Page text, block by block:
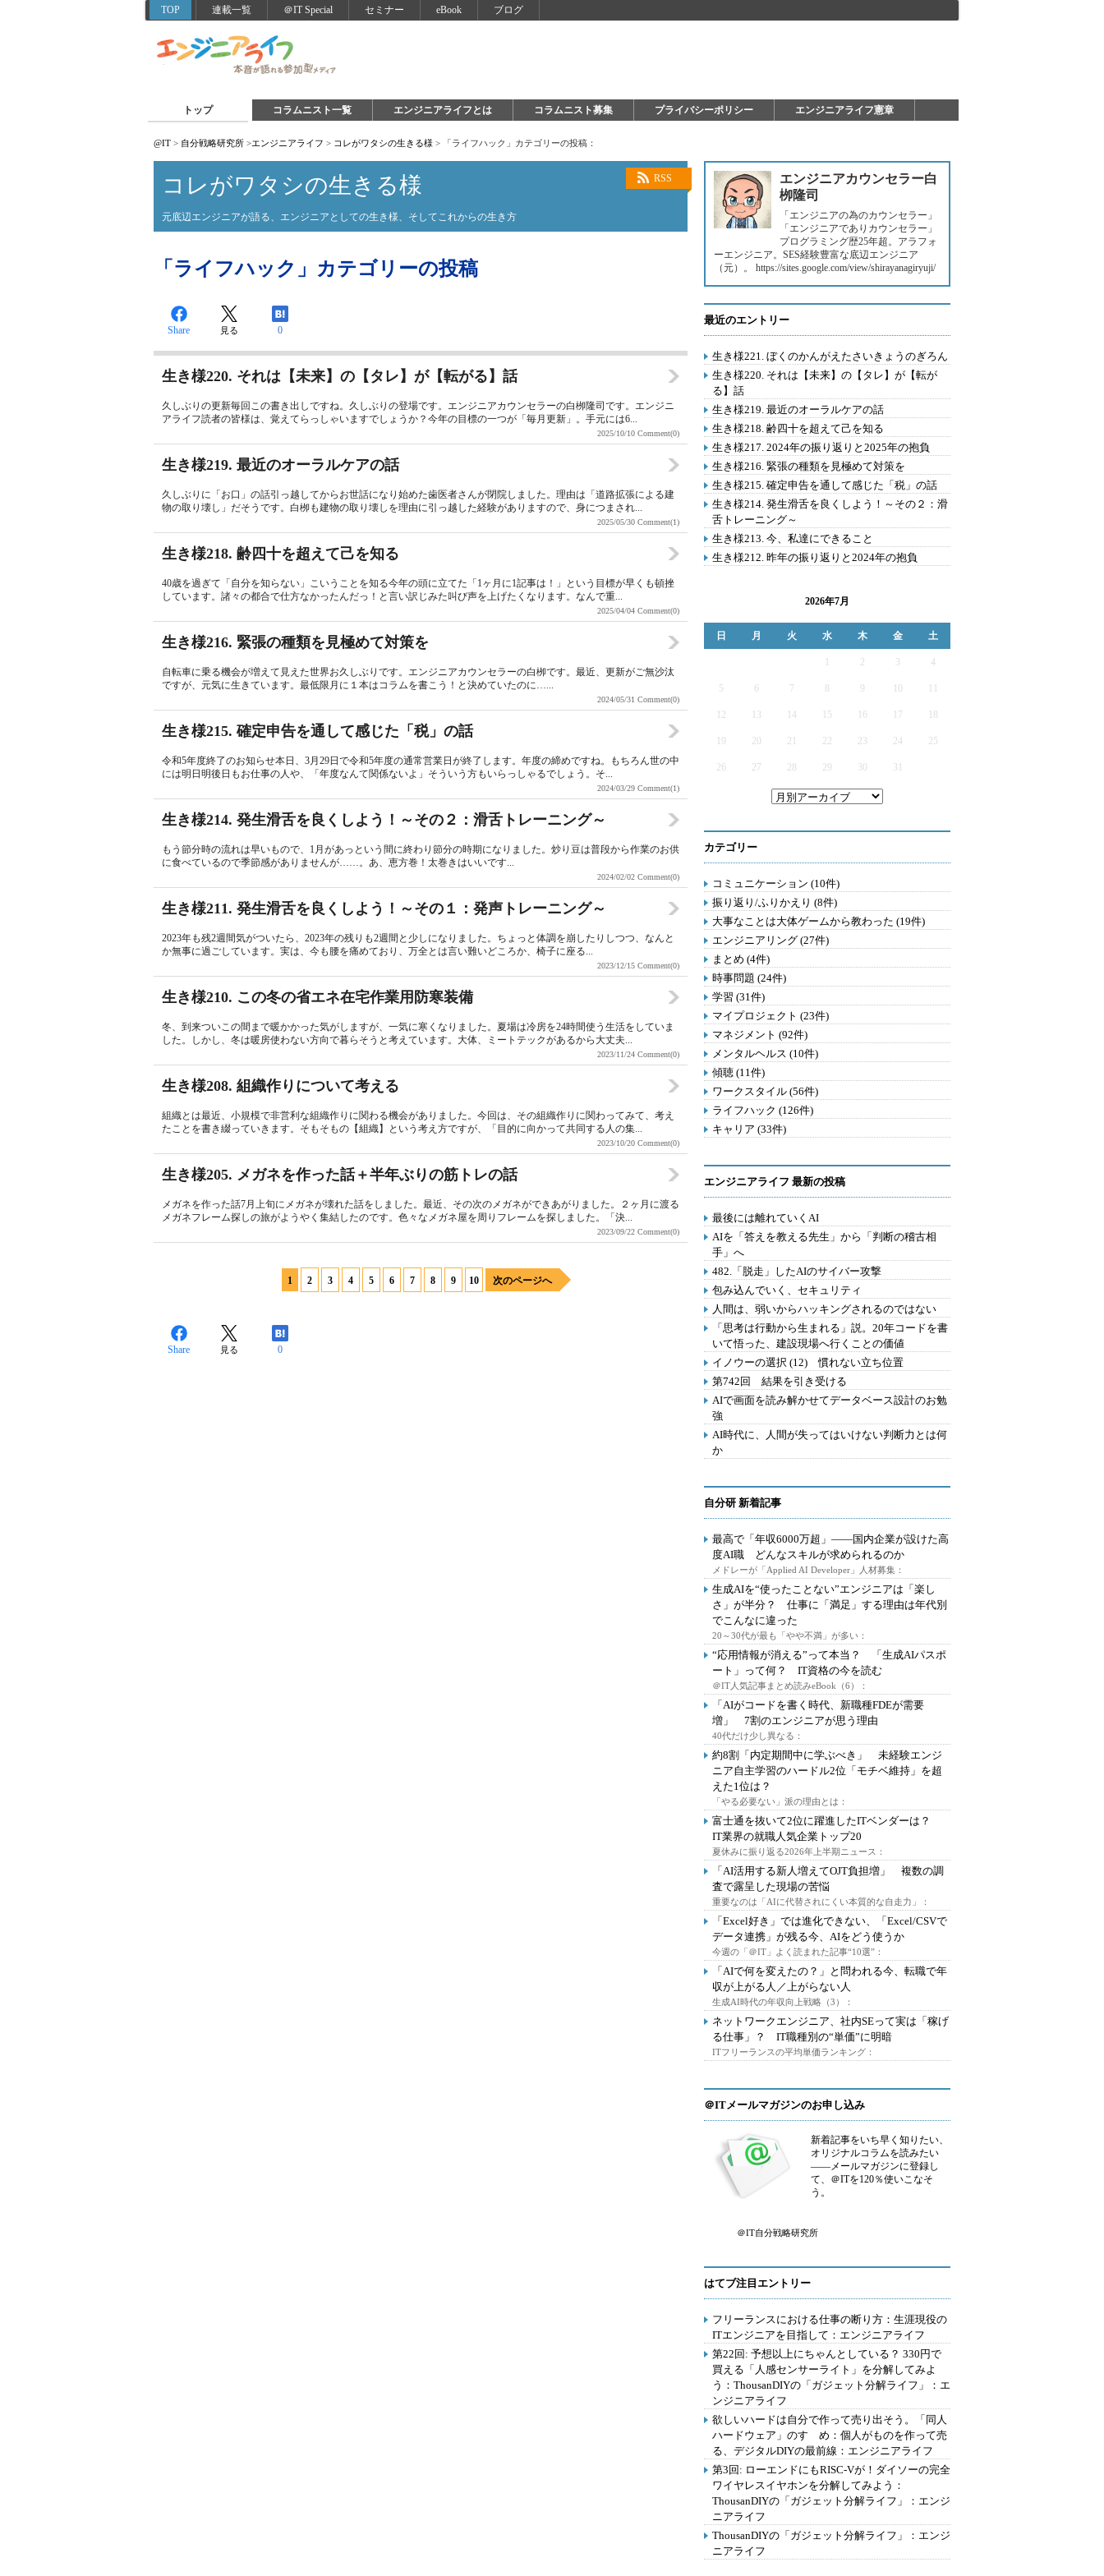
TOP 連載一覧 ＠IT Special セミナー eBook ブログ
トップ コラムニスト一覧 エンジニアライフとは コラムニスト募集 プライバシーポリシー エンジニアライフ憲章
@IT > 自分戦略研究所 >エンジニアライフ > コレがワタシの生きる様 > 「ライフハック」カテゴリーの投稿：
RSS
コレがワタシの生きる様
元底辺エンジニアが語る、エンジニアとしての生き様、そしてこれからの生き方
「ライフハック」カテゴリーの投稿
Share 見る 0
生き様220. それは【未来】の【タレ】が【転がる】話
久しぶりの更新毎回この書き出しですね。久しぶりの登場です。エンジニアカウンセラーの白栁隆司です。エンジニ
アライフ読者の皆様は、覚えてらっしゃいますでしょうか？今年の目標の一つが「毎月更新」。手元には6...
2025/10/10 Comment(0)
生き様219. 最近のオーラルケアの話
久しぶりに「お口」の話引っ越してからお世話になり始めた歯医者さんが閉院しました。理由は「道路拡張による建
物の取り壊し」だそうです。白栁も建物の取り壊しを理由に引っ越した経験がありますので、身につまされ...
2025/05/30 Comment(1)
生き様218. 齢四十を超えて己を知る
40歳を過ぎて「自分を知らない」こいうことを知る今年の頭に立てた「1ヶ月に1記事は！」という目標が早くも頓挫
しています。諸々の都合で仕方なかったんだっ！と言い訳じみた叫び声を上げたくなります。なんで重...
2025/04/04 Comment(0)
生き様216. 緊張の種類を見極めて対策を
自転車に乗る機会が増えて見えた世界お久しぶりです。エンジニアカウンセラーの白栁です。最近、更新がご無沙汰
ですが、元気に生きています。最低限月に１本はコラムを書こう！と決めていたのに…...
2024/05/31 Comment(0)
生き様215. 確定申告を通して感じた「税」の話
令和5年度終了のお知らせ本日、3月29日で令和5年度の通常営業日が終了します。年度の締めですね。もちろん世の中
には明日明後日もお仕事の人や、「年度なんて関係ないよ」そういう方もいらっしゃるでしょう。そ...
2024/03/29 Comment(1)
生き様214. 発生滑舌を良くしよう！～その２：滑舌トレーニング～
もう節分時の流れは早いもので、1月があっという間に終わり節分の時期になりました。炒り豆は普段から作業のお供
に食べているので季節感がありませんが……。あ、恵方巻！太巻きはいいです...
2024/02/02 Comment(0)
生き様211. 発生滑舌を良くしよう！～その１：発声トレーニング～
2023年も残2週間気がついたら、2023年の残りも2週間と少しになりました。ちょっと体調を崩したりしつつ、なんと
か無事に過ごしています。実は、今も腰を痛めており、万全とは言い難いどころか、椅子に座る...
2023/12/15 Comment(0)
生き様210. この冬の省エネ在宅作業用防寒装備
冬、到来ついこの間まで暖かかった気がしますが、一気に寒くなりました。夏場は冷房を24時間使う生活をしていま
した。しかし、冬は暖房使わない方向で暮らそうと考えています。大体、ミートテックがあるから大丈夫...
2023/11/24 Comment(0)
生き様208. 組織作りについて考える
組織とは最近、小規模で非営利な組織作りに関わる機会がありました。今回は、その組織作りに関わってみて、考え
たことを書き綴っていきます。そもそもの【組織】という考え方ですが、「目的に向かって共同する人の集...
2023/10/20 Comment(0)
生き様205. メガネを作った話＋半年ぶりの筋トレの話
メガネを作った話7月上旬にメガネが壊れた話をしました。最近、その次のメガネができあがりました。２ヶ月に渡る
メガネフレーム探しの旅がようやく集結したのです。色々なメガネ屋を周りフレームを探しました。「決...
2023/09/22 Comment(0)
1 2 3 4 5 6 7 8 9 10 次のページへ
Share 見る 0
エンジニアカウンセラー白
栁隆司
「エンジニアの為のカウンセラー」
「エンジニアでありカウンセラー」
プログラミング歴25年超。アラフォ
ーエンジニア。SES経験豊富な底辺エンジニア
（元）。 https://sites.google.com/view/shirayanagiryuji/
最近のエントリー
生き様221. ぼくのかんがえたさいきょうのぎろん
生き様220. それは【未来】の【タレ】が【転が
る】話
生き様219. 最近のオーラルケアの話
生き様218. 齢四十を超えて己を知る
生き様217. 2024年の振り返りと2025年の抱負
生き様216. 緊張の種類を見極めて対策を
生き様215. 確定申告を通して感じた「税」の話
生き様214. 発生滑舌を良くしよう！～その２：滑
舌トレーニング～
生き様213. 今、私達にできること
生き様212. 昨年の振り返りと2024年の抱負
2026年7月
日 月 火 水 木 金 土
2 3 4
5 6 7 9
12 13 14 15 16 17
19 20 21 22 23 24 25
26 27 28 29 30 31
カテゴリー
コミュニケーション (10件)
振り返り/ふりかえり (8件)
大事なことは大体ゲームから教わった (19件)
エンジニアリング (27件)
まとめ (4件)
時事問題 (24件)
学習 (31件)
マイプロジェクト (23件)
マネジメント (92件)
メンタルヘルス (10件)
傾聴 (11件)
ワークスタイル (56件)
ライフハック (126件)
キャリア (33件)
エンジニアライフ 最新の投稿
最後には離れていくAI
AIを「答えを教える先生」から「判断の稽古相
手」へ
482.「脱走」したAIのサイバー攻撃
包み込んでいく、セキュリティ
人間は、弱いからハッキングされるのではない
「思考は行動から生まれる」説。20年コードを書
いて悟った、建設現場へ行くことの価値
イノウーの選択 (12) 慣れない立ち位置
第742回 結果を引き受ける
AIで画面を読み解かせてデータベース設計のお勉
強
AI時代に、人間が失ってはいけない判断力とは何
か
自分研 新着記事
最高で「年収6000万超」――国内企業が設けた高
度AI職 どんなスキルが求められるのか
メドレーが「Applied AI Developer」人材募集：
生成AIを“使ったことない”エンジニアは「楽し
さ」が半分？ 仕事に「満足」する理由は年代別
でこんなに違った
20～30代が最も「やや不満」が多い：
“応用情報が消える”って本当？ 「生成AIパスポ
ート」って何？ IT資格の今を読む
＠IT人気記事まとめ読みeBook（6）：
「AIがコードを書く時代、新職種FDEが需要
増」 7割のエンジニアが思う理由
40代だけ少し異なる：
約8割「内定期間中に学ぶべき」 未経験エンジ
ニア自主学習のハードル2位「モチベ維持」を超
えた1位は？
「やる必要ない」派の理由とは：
富士通を抜いて2位に躍進したITベンダーは？
IT業界の就職人気企業トップ20
夏休みに振り返る2026年上半期ニュース：
「AI活用する新人増えてOJT負担増」 複数の調
査で露呈した現場の苦悩
重要なのは「AIに代替されにくい本質的な自走力」：
「Excel好き」では進化できない、「Excel/CSVで
データ連携」が残る今、AIをどう使うか
今週の「＠IT」よく読まれた記事“10選”：
「AIで何を変えたの？」と問われる今、転職で年
収が上がる人／上がらない人
生成AI時代の年収向上戦略（3）：
ネットワークエンジニア、社内SEって実は「稼げ
る仕事」？ IT職種別の“単価”に明暗
ITフリーランスの平均単価ランキング：
＠ITメールマガジンのお申し込み
新着記事をいち早く知りたい、
オリジナルコラムを読みたい
――メールマガジンに登録し
て、＠ITを120％使いこなそ
う。
＠IT自分戦略研究所
はてブ注目エントリー
フリーランスにおける仕事の断り方：生涯現役の
ITエンジニアを目指して：エンジニアライフ
第22回: 予想以上にちゃんとしている？ 330円で
買える「人感センサーライト」を分解してみよ
う：ThousanDIYの「ガジェット分解ライフ」：エ
ンジニアライフ
欲しいハードは自分で作って売り出そう。「同人
ハードウェア」のすゝめ：個人がものを作って売
る、デジタルDIYの最前線：エンジニアライフ
第3回: ローエンドにもRISC-Vが！ダイソーの完全
ワイヤレスイヤホンを分解してみよう：
ThousanDIYの「ガジェット分解ライフ」：エンジ
ニアライフ
ThousanDIYの「ガジェット分解ライフ」：エンジ
ニアライフ